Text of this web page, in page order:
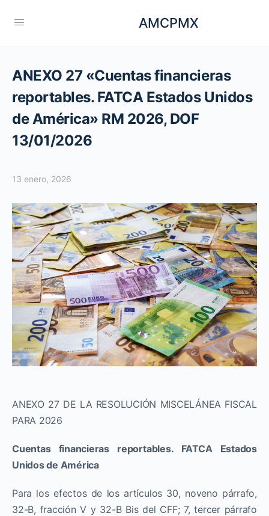
AMCPMX
ANEXO 27 «Cuentas financieras
reportables. FATCA Estados Unidos
de América» RM 2026, DOF
13/01/2026
13 enero, 2026
ANEXO 27 DE LA RESOLUCIÓN MISCELÁNEA FISCAL
PARA 2026
Cuentas financieras reportables. FATCA Estados
Unidosde América
Para los efectos de los artículos 30, noveno párrafo,
32-B, fracción V y 32-B Bis del CFF; 7, tercer párrafo